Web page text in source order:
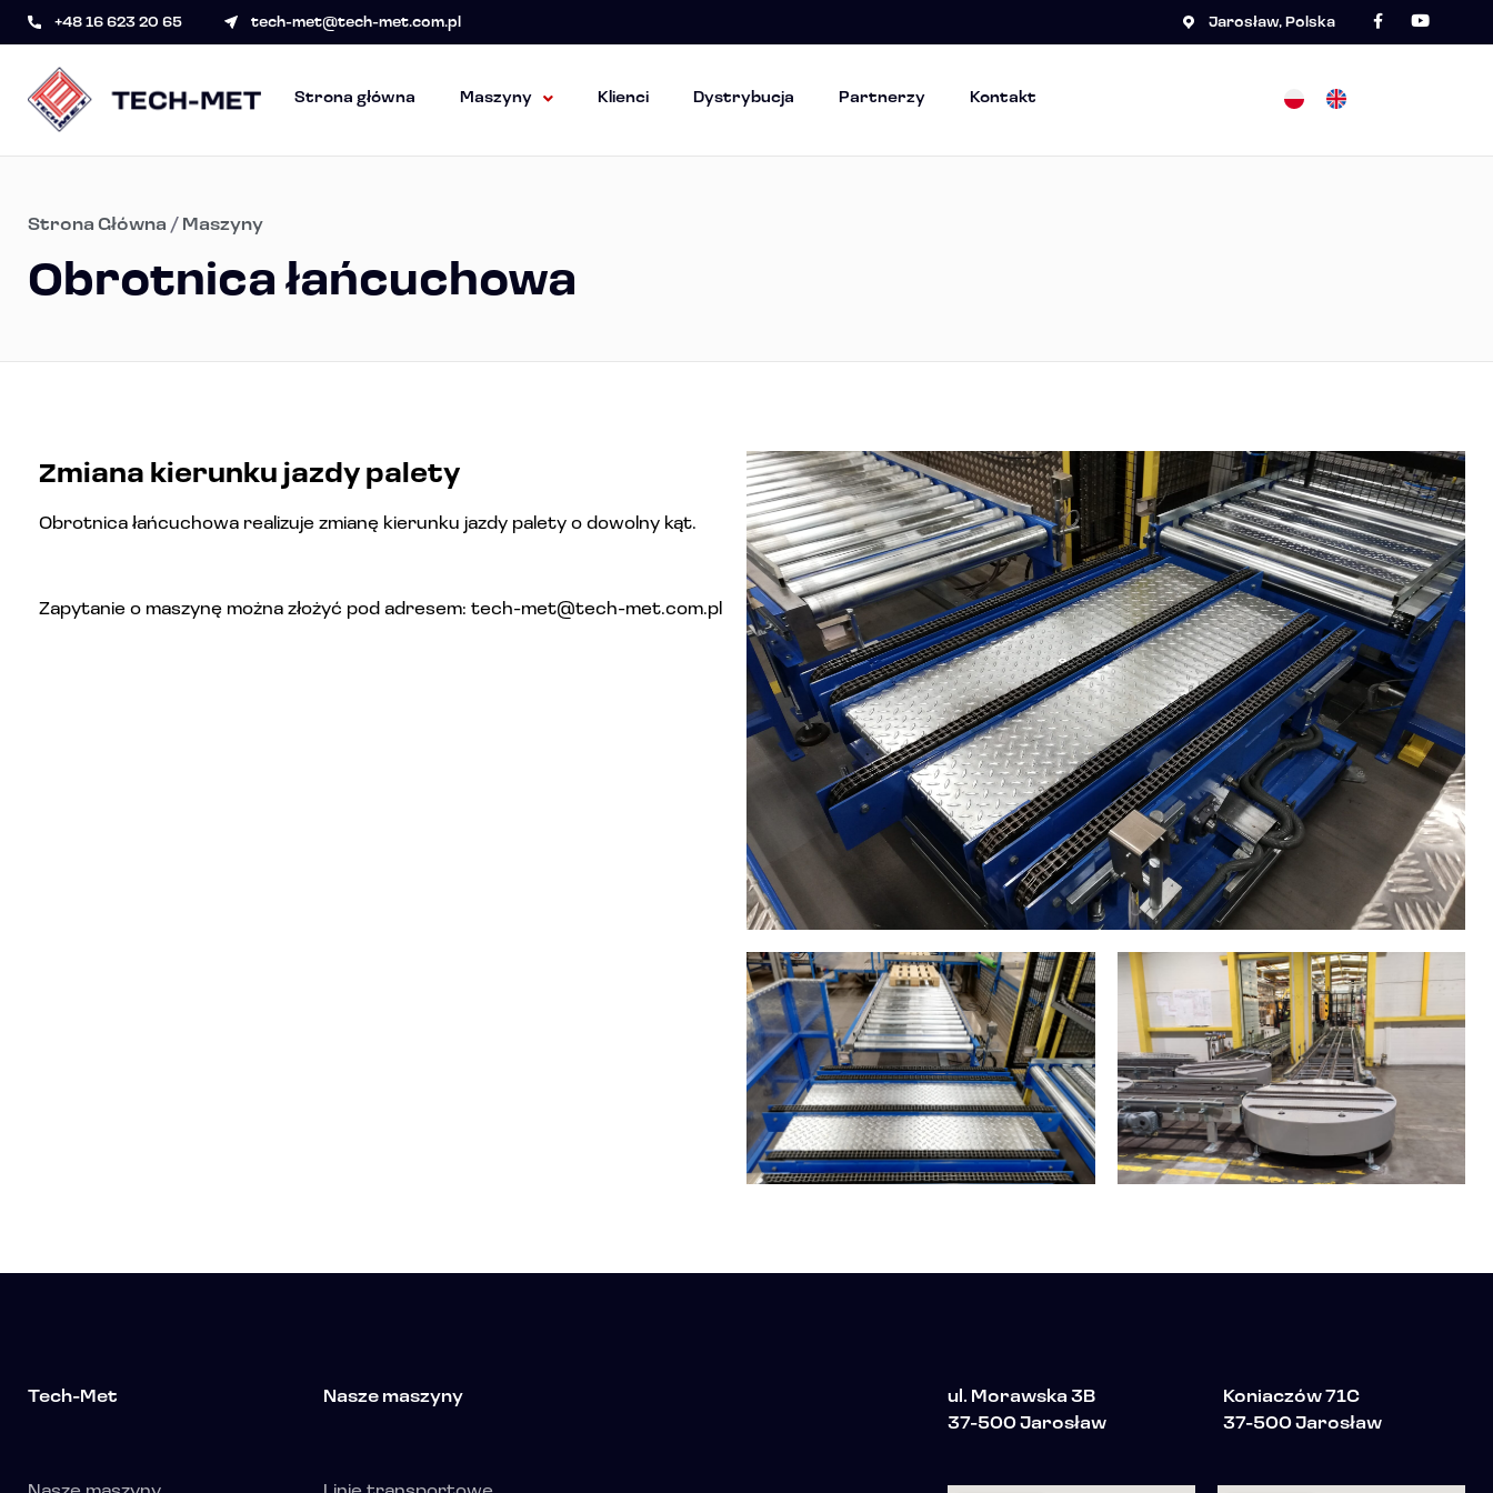
+48 16 623 20 65 tech-met@tech-met.com.pl Jarosław, Polska
Strona główna Maszyny Klienci Dystrybucja Partnerzy Kontakt
Strona Główna / Maszyny
Obrotnica łańcuchowa
Zmiana kierunku jazdy palety
Obrotnica łańcuchowa realizuje zmianę kierunku jazdy palety o dowolny kąt.
Zapytanie o maszynę można złożyć pod adresem: tech-met@tech-met.com.pl
Tech-Met Nasze maszyny
ul. Morawska 3B
37-500 Jarosław
Koniaczów 71C
37-500 Jarosław